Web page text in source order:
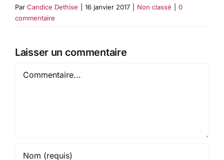
Par Candice Dethise 16 janvier 2017 Non classé
0
commentaire
Laisser un commentaire